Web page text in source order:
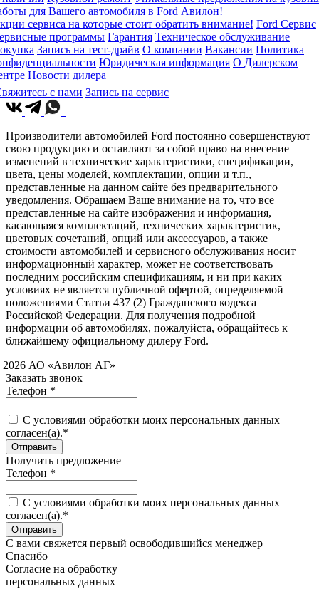
для Вашего автомобиля в Ford Авилон!
сервиса на которые стоит обратить внимание! Ford Сервис
программы Гарантия Техническое обслуживание
Запись на тест-драйв О компании Вакансии Политика
Юридическая информация О Дилерском
Новости дилера
с нами Запись на сервис
Производители автомобилей Ford постоянно совершенствуют
свою продукцию и оставляют за собой право на внесение
изменений в технические характеристики, спецификации,
цвета, цены моделей, комплектации, опции и т.п.,
представленные на данном сайте без предварительного
уведомления. Обращаем Ваше внимание на то, что все
представленные на сайте изображения и информация,
касающаяся комплектаций, технических характеристик,
цветовых сочетаний, опций или аксессуаров, а также
стоимости автомобилей и сервисного обслуживания носит
информационный характер, может не соответствовать
последним российским спецификациям, и ни при каких
условиях не является публичной офертой, определяемой
положениями Статьи 437 (2) Гражданского кодекса
Российской Федерации. Для получения подробной
информации об автомобилях, пожалуйста, обращайтесь к
ближайшему официальному дилеру Ford.
АО «Авилон АГ»
Заказать звонок
Телефон *
C условиями обработки моих персональных данных
согласен(а).*
Получить предложение
Телефон *
C условиями обработки моих персональных данных
согласен(а).*
С вами свяжется первый освободившийся менеджер
Спасибо
Согласие на обработку
персональных данных